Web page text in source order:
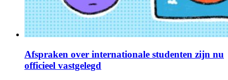
Afspraken over internationale studenten zijn nu
officieel vastgelegd